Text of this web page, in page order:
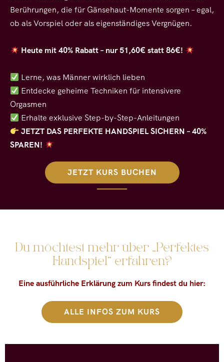
Berührungen, die für Gänsehaut-Momente sorgen – egal,
ob als Vorspiel oder als eigenständiges Vergnügen.
Heute mit 40% Rabatt – nur 51,60€ statt 86€!
Lerne, was Männer wirklich lieben
Entdecke geheime Techniken für intensivere
Orgasmen
Erhalte exklusive Step-by-Step-Anleitungen
JETZT DAS PERFEKTE HANDSPIEL SICHERN – 40%
SPAREN!
JETZT KURS BUCHEN
Du möchtest mehr über „Perfektes
Handspiel“ erfahren?
Eine ausführliche Erklärung zum Kurs findest du hier:
ALLE INFOS ZUM KURS